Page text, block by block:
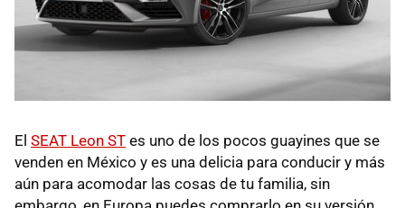
El SEAT Leon ST es uno de los pocos guayines que se
venden en México y es una delicia para conducir y más
aún para acomodar las cosas de tu familia, sin